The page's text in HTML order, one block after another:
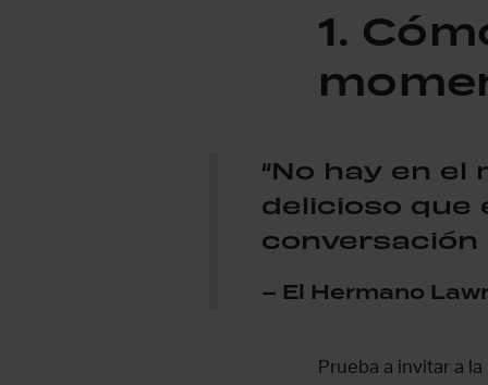
1.
“No hay en
delicioso que
conversación
– El Hermano
Prueba a invitar a